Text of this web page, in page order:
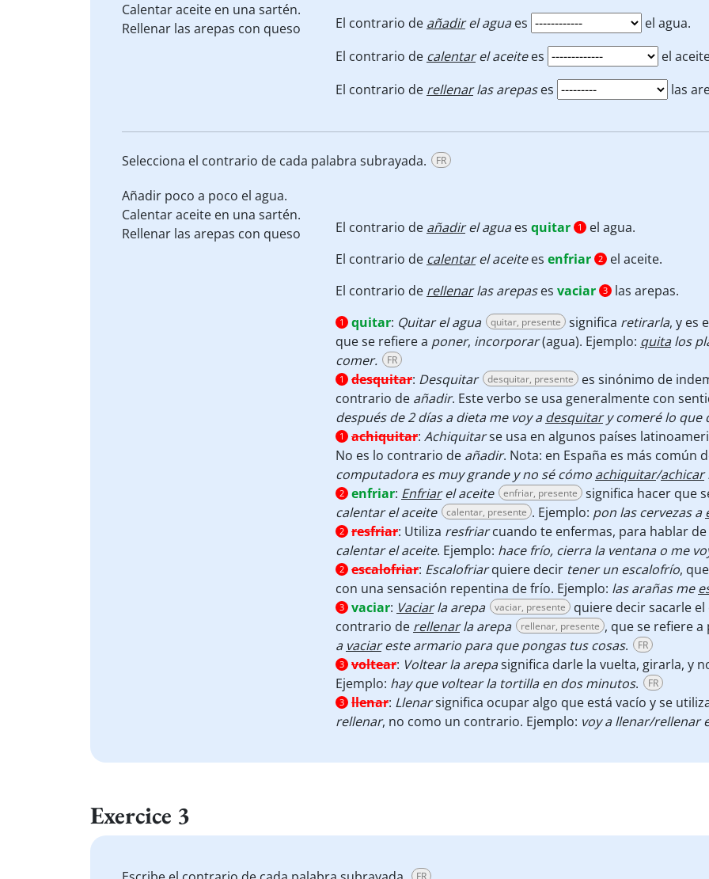
Calentaraceite en una sartén.
Rellenar las arepas con queso El contrario de añadirel aguaes
el agua.
El contrario de calentarel aceitees
el
El contrario de rellenarlas arepases las
Selecciona el contrario de cada palabra subrayada. FR
Añadir poco a poco el agua.
Calentaraceite en una sartén.
Rellenar las arepas con queso El contrario de añadirel aguaes quitar 1
el agua.
El contrario de calentarel aceitees enfriar 2
el aceite.
El contrario de rellenarlas arepases vaciar 3 las arepas.
1 quitar: Quitar el agua quitar, presente significa retirarla, y es
que se refiere a poner, incorporar(agua). Ejemplo: quitalos
comer.
FR
1 desquitar: Desquitar desquitar, presente
es sinónimo de
contrario de añadir. Este verbo se usa generalmente con
después de 2 días a dieta me voy adesquitary comeré lo que
1 achiquitar: Achiquitarse usa en algunos países
No es lo contrario de añadir. Nota: en España es más común
computadora es muy grande y no sé cómo achiquitar/achicar
2 enfriar: Enfriar el aceite enfriar, presente
significa hacer que
calentar el aceite
calentar, presente . Ejemplo: pon las cervezas a
2 resfriar: Utiliza resfriarcuando te enfermas, para hablar
calentar el aceite. Ejemplo: hace frío, cierra la ventana o me
2 escalofriar: Escalofriarquiere decir tener un escalofrío,
con una sensación repentina de frío. Ejemplo: las arañas me
3 vaciar: Vaciar la arepa vaciar, presente
quiere decir sacarle
contrario de rellenarla arepa rellenar, presente , que se refiere
a vaciareste armario para que pongas tus cosas. FR
3 voltear: Voltear la arepasignifica darle la vuelta, girarla, y
Ejemplo: hay que voltear la tortilla en dos minutos. FR
3 llenar: Llenarsignifica ocupar algo que está vacío y se
rellenar, no como un contrario. Ejemplo: voy a llenar/rellenar
Exercice 3
FR